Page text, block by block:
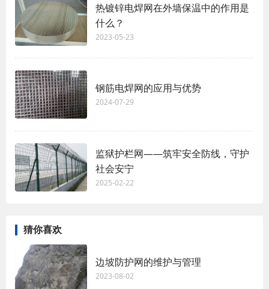
热镀锌电焊网在外墙保温中的作用是
什么？
2023-05-23
钢筋电焊网的应用与优势
2024-07-29
监狱护栏网——筑牢安全防线，守护
社会安宁
2025-02-22
猜你喜欢
边坡防护网的维护与管理
2023-08-02